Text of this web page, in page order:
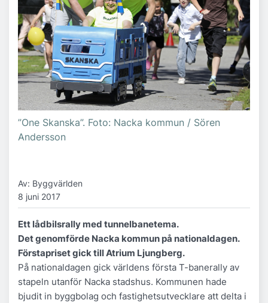
”One Skanska”. Foto: Nacka kommun / Sören
Andersson
Av: Byggvärlden
8 juni 2017
Ett lådbilsrally med tunnelbanetema.
Det genomförde Nacka kommun på nationaldagen.
Förstapriset gick till Atrium Ljungberg.
På nationaldagen gick världens första T-banerally av
stapeln utanför Nacka stadshus. Kommunen hade
bjudit in byggbolag och fastighetsutvecklare att delta i